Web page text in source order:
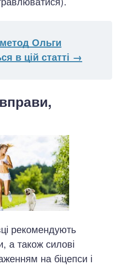
Ольги
в цій статті →
рекомендують
а також силові
на біцепси і